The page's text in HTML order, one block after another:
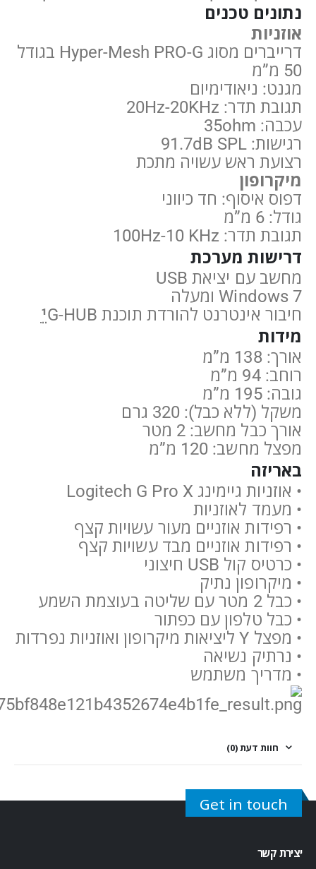
נתונים טכנים
אוזניות
דרייברים מסוג Hyper-Mesh PRO-G בגודל
50 מ”מ
מגנט: ניאודימיום
תגובת תדר: 20Hz-20KHz
עכבה: 35ohm
רגישות: 91.7dB SPL
רצועת ראש עשויה מתכת
מיקרופון
דפוס איסוף: חד כיווני
גודל: 6 מ”מ
תגובת תדר: 100Hz-10 KHz
דרישות מערכת
מחשב עם יציאת USB
Windows 7 ומעלה
חיבור אינטרנט להורדת תוכנת
¹G-HUB
מידות
אורך: 138 מ”מ
רוחב: 94 מ”מ
גובה: 195 מ”מ
משקל (ללא כבל): 320 גרם
אורך כבל מחשב: 2 מטר
מפצל מחשב: 120 מ”מ
באריזה
• אוזניות גיימינג Logitech G Pro X
• מעמד לאוזניות
• רפידות אוזניים מעור עשויות קצף
• רפידות אוזניים מבד עשויות קצף
• כרטיס קול USB חיצוני
• מיקרופון נתיק
• כבל 2 מטר עם שליטה בעוצמת השמע
• כבל טלפון עם כפתור
• מפצל Y ליציאות מיקרופון ואוזניות נפרדות
• נרתיק נשיאה
• מדריך משתמש
חוות דעת (0)
Get in touch
יצירת קשר